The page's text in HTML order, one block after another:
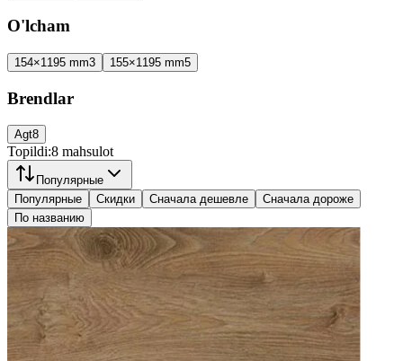
O'lcham
154×1195 mm3 155×1195 mm5
Brendlar
Agt8
Topildi:8 mahsulot
Популярные
Популярные
Скидки Сначала дешевле
Сначала дороже
По названию